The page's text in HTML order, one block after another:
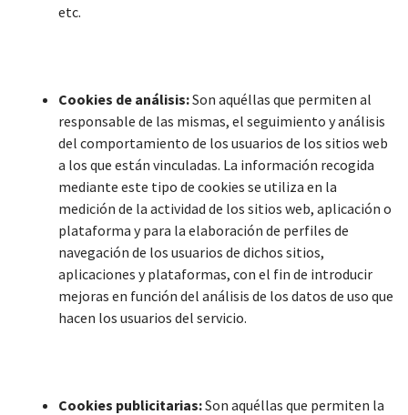
etc.
Cookies de análisis:Son aquéllas que permiten al
responsable de las mismas, el seguimiento y análisis
del comportamiento de los usuarios de los sitios web
a los que están vinculadas. La información recogida
mediante este tipo de cookies se utiliza en la
medición de la actividad de los sitios web, aplicación o
plataforma y para la elaboración de perfiles de
navegación de los usuarios de dichos sitios,
aplicaciones y plataformas, con el fin de introducir
mejoras en función del análisis de los datos de uso que
hacen los usuarios del servicio.
Cookies publicitarias:Son aquéllas que permiten la